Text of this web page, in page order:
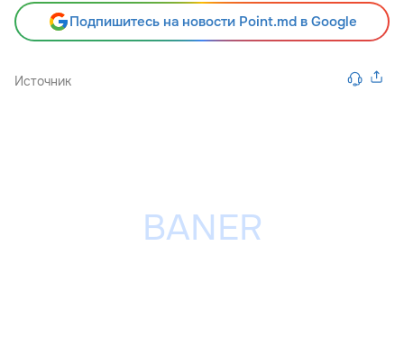
Подпишитесь на новости Point.md в Google
Источник